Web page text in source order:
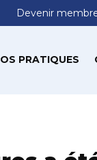
Devenir
PRATIQUES